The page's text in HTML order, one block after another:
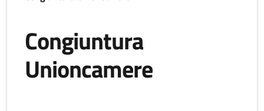
Congiuntura
Unioncamere